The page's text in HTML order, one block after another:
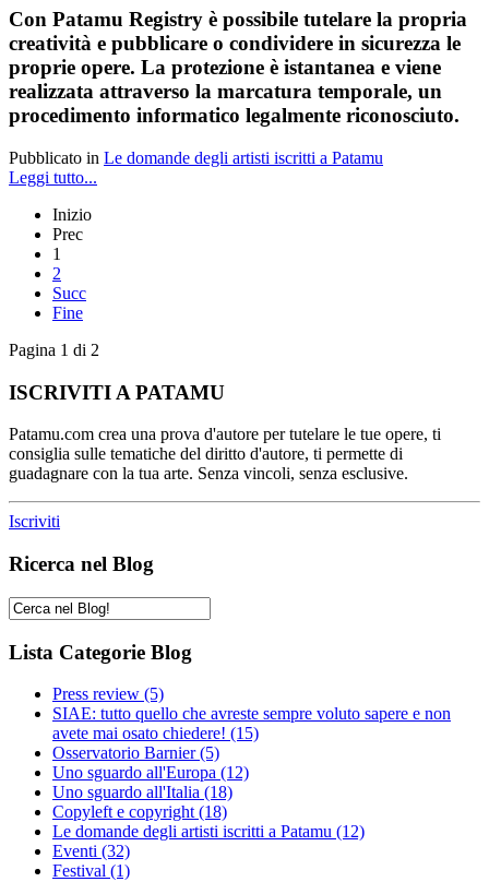
Con Patamu Registry è possibile tutelare la propria
creatività e pubblicare o condividere in sicurezza le
proprie opere. La protezione è istantanea e viene
realizzata attraverso la marcatura temporale, un
procedimento informatico legalmente riconosciuto.
Pubblicato in Le domande degli artisti iscritti a Patamu
Leggi tutto...
Inizio
Prec
1
2
Succ
Fine
Pagina 1 di 2
ISCRIVITI A PATAMU
Patamu.com crea una prova d'autore per tutelare le tue opere, ti
consiglia sulle tematiche del diritto d'autore, ti permette di
guadagnare con la tua arte. Senza vincoli, senza esclusive.
Iscriviti
Ricerca nel Blog
Lista Categorie Blog
Press review (5)
SIAE: tutto quello che avreste sempre voluto sapere e non
avete mai osato chiedere! (15)
Osservatorio Barnier(5)
Uno sguardo all'Europa (12)
Uno sguardo all'Italia (18)
Copyleft e copyright (18)
Le domande degli artisti iscritti a Patamu (12)
Eventi (32)
Festival (1)